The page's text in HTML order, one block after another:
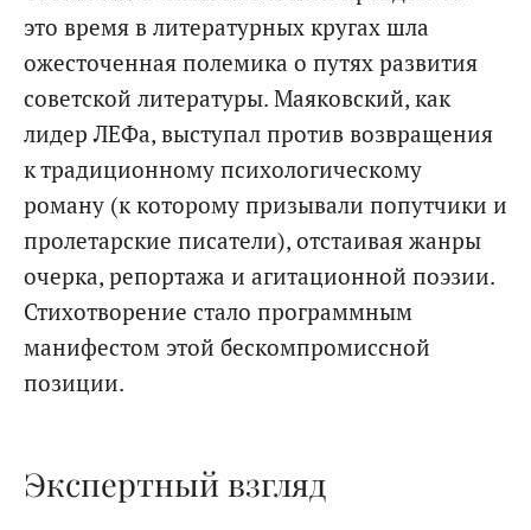
это время в литературных кругах шла
ожесточенная полемика о путях развития
советской литературы. Маяковский, как
лидер ЛЕФа, выступал против возвращения
к традиционному психологическому
роману (к которому призывали попутчики и
пролетарские писатели), отстаивая жанры
очерка, репортажа и агитационной поэзии.
Стихотворение стало программным
манифестом этой бескомпромиссной
позиции.
Экспертный взгляд